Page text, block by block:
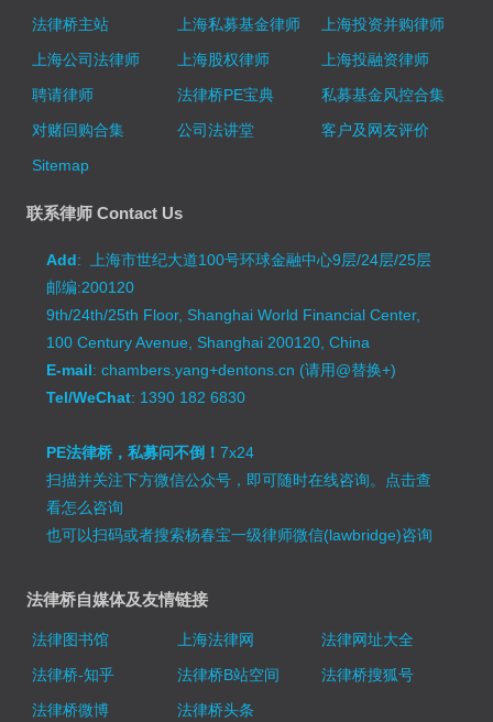
法律桥主站
上海私募基金律师
上海投资并购律师
上海公司法律师
上海股权律师
上海投融资律师
聘请律师
法律桥PE宝典
私募基金风控合集
对赌回购合集
公司法讲堂
客户及网友评价
Sitemap
联系律师 Contact Us
Add: 上海市世纪大道100号环球金融中心9层/24层/25层
邮编:200120
9th/24th/25th Floor, Shanghai World Financial Center,
100 Century Avenue, Shanghai 200120, China
E-mail: chambers.yang+dentons.cn (请用@替换+)
Tel/WeChat: 1390 182 6830
PE法律桥，私募问不倒！7x24
扫描并关注下方微信公众号，即可随时在线咨询。 点击查
看怎么咨询
也可以扫码或者搜索杨春宝一级律师微信(lawbridge)咨询
法律桥自媒体及友情链接
法律图书馆 上海法律网
法律网址大全
法律桥-知乎
法律桥B站空间
法律桥搜狐号
法律桥微博
法律桥头条